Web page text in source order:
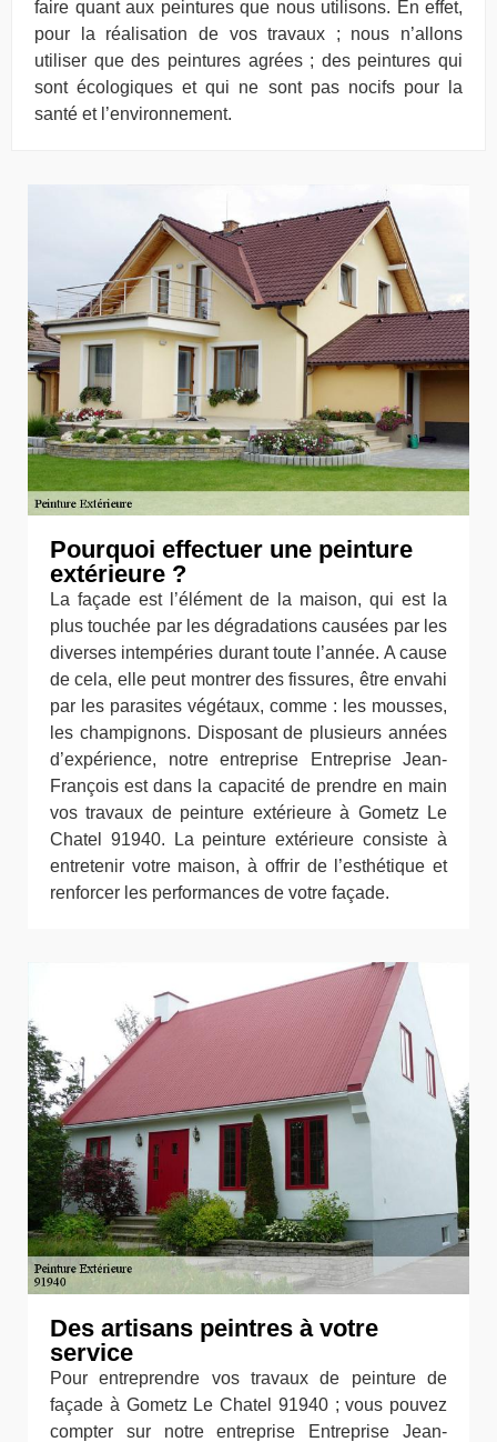
faire quant aux peintures que nous utilisons. En effet,
pour la réalisation de vos travaux ; nous n’allons
utiliser que des peintures agrées ; des peintures qui
sont écologiques et qui ne sont pas nocifs pour la
santé et l’environnement.
Pourquoi effectuer une peinture
extérieure ?
La façade est l’élément de la maison, qui est la
plus touchée par les dégradations causées par les
diverses intempéries durant toute l’année. A cause
de cela, elle peut montrer des fissures, être envahi
par les parasites végétaux, comme : les mousses,
les champignons. Disposant de plusieurs années
d’expérience, notre entreprise Entreprise Jean-
François est dans la capacité de prendre en main
vos travaux de peinture extérieure à Gometz Le
Chatel 91940. La peinture extérieure consiste à
entretenir votre maison, à offrir de l’esthétique et
renforcer les performances de votre façade.
Des artisans peintres à votre
service
Pour entreprendre vos travaux de peinture de
façade à Gometz Le Chatel 91940 ; vous pouvez
compter sur notre entreprise Entreprise Jean-